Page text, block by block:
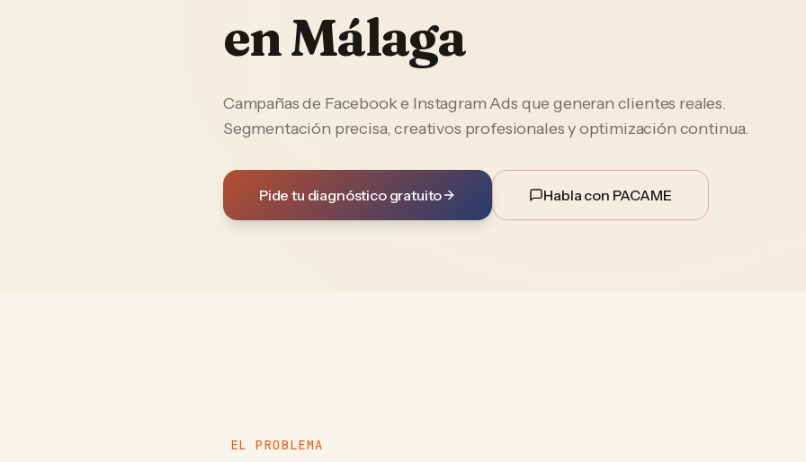
enMálaga
Campañas de Facebook e Instagram Ads que generan clientes reales.
Segmentación precisa, creativos profesionales y optimización continua.
Pide tu diagnóstico gratuito Habla con PACAME
EL PROBLEMA